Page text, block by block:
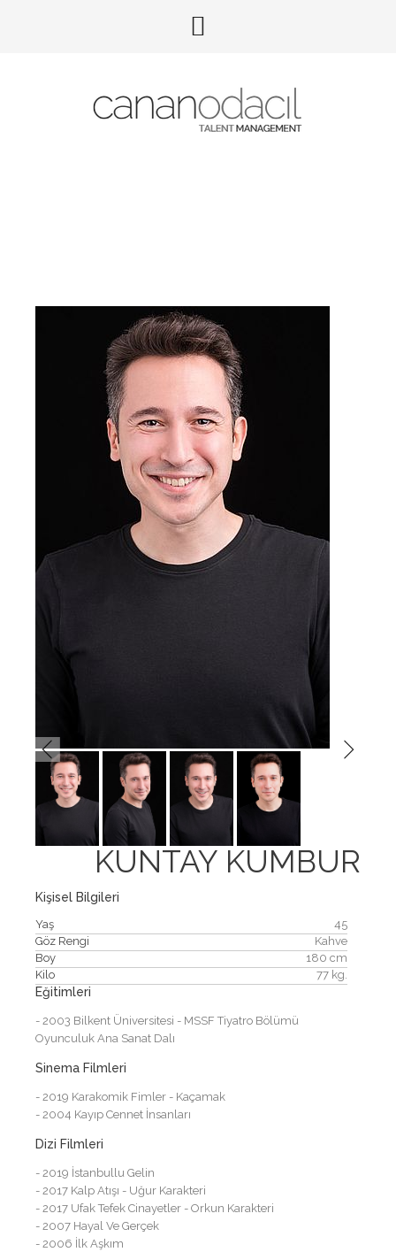
KUNTAY KUMBUR
Kişisel Bilgileri
Yaş
45
Göz Rengi
Kahve
Boy
180 cm
Kilo
77 kg.
Eğitimleri
- 2003 Bilkent Üniversitesi - MSSF Tiyatro Bölümü
Oyunculuk Ana Sanat Dalı
Sinema Filmleri
- 2019 Karakomik Fimler - Kaçamak
- 2004 Kayıp Cennet İnsanları
Dizi Filmleri
- 2019 İstanbullu Gelin
- 2017 Kalp Atışı - Uğur Karakteri
- 2017 Ufak Tefek Cinayetler - Orkun Karakteri
- 2007 Hayal Ve Gerçek
- 2006 İlk Aşkım